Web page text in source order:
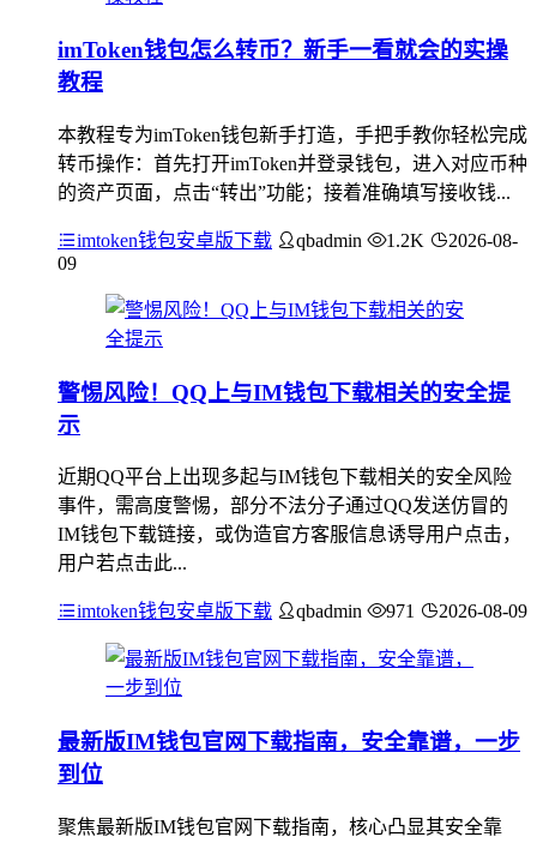
imToken钱包怎么转币？新手一看就会的实操
教程
本教程专为imToken钱包新手打造，手把手教你轻松完成
转币操作：首先打开imToken并登录钱包，进入对应币种
的资产页面，点击“转出”功能；接着准确填写接收钱...
imtoken钱包安卓版下载 qbadmin 1.2K
2026-08-
09
警惕风险！QQ上与IM钱包下载相关的安全提
示
近期QQ平台上出现多起与IM钱包下载相关的安全风险
事件，需高度警惕，部分不法分子通过QQ发送仿冒的
IM钱包下载链接，或伪造官方客服信息诱导用户点击，
用户若点击此...
imtoken钱包安卓版下载 qbadmin 971 2026-08-09
最新版IM钱包官网下载指南，安全靠谱，一步
到位
聚焦最新版IM钱包官网下载指南，核心凸显其安全靠